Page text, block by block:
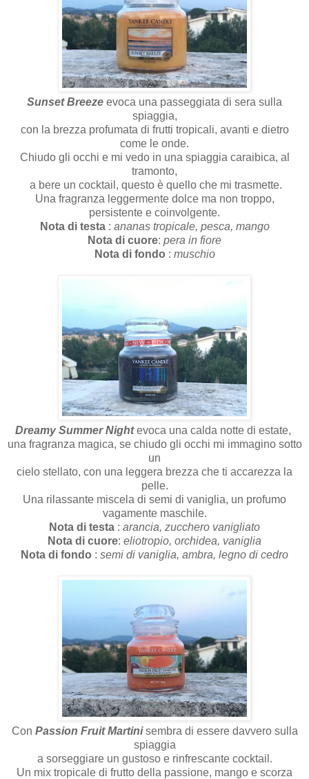
Sunset Breeze evoca una passeggiata di sera sulla
spiaggia,
con la brezza profumata di frutti tropicali, avanti e dietro
come le onde.
Chiudo gli occhi e mi vedo in una spiaggia caraibica, al
tramonto,
a bere un cocktail, questo è quello che mi trasmette.
Una fragranza leggermente dolce ma non troppo,
persistente e coinvolgente.
Nota di testa: ananas tropicale, pesca, mango
Nota di cuore: pera in fiore
Nota di fondo : muschio
Dreamy Summer Nightevoca una calda notte di estate,
una fragranza magica, se chiudo gli occhi mi immagino sotto
un
cielo stellato, con una leggera brezza che ti accarezza la
pelle.
Una rilassante miscela di semi di vaniglia, un profumo
vagamente maschile.
Nota di testa : arancia, zucchero vanigliato
Nota di cuore: eliotropio, orchidea, vaniglia
Nota di fondo : semi di vaniglia, ambra, legno di cedro
Con Passion Fruit Martinisembra di essere davvero sulla
spiaggia
a sorseggiare un gustoso e rinfrescante cocktail.
Un mix tropicale di frutto della passione, mango e scorza